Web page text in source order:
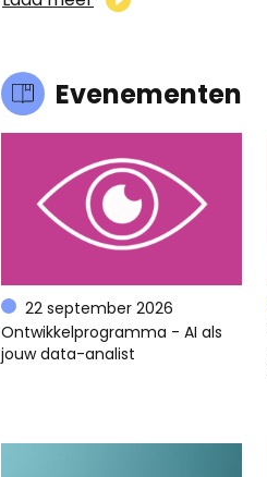
Evenementen
22 september 2026
Ontwikkelprogramma - AI als
jouw data-analist